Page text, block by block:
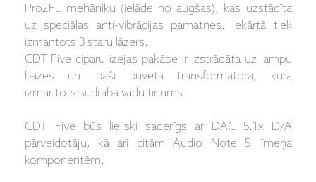
Pro2FL mehāniku (ielāde no augšas), kas uzstādīta
uz speciālas anti-vibrācijas pamatnes. Iekārtā tiek
izmantots 3 staru lāzers.
CDT Five ciparu izejas pakāpe ir izstrādāta uz lampu
bāzes un īpaši būvēta transformātora, kurā
izmantots sudraba vadu tinums.
CDT Five būs lieliski saderīgs ar DAC 5.1x D/A
pārveidotāju, kā arī citām Audio Note 5 līmeņa
komponentēm.